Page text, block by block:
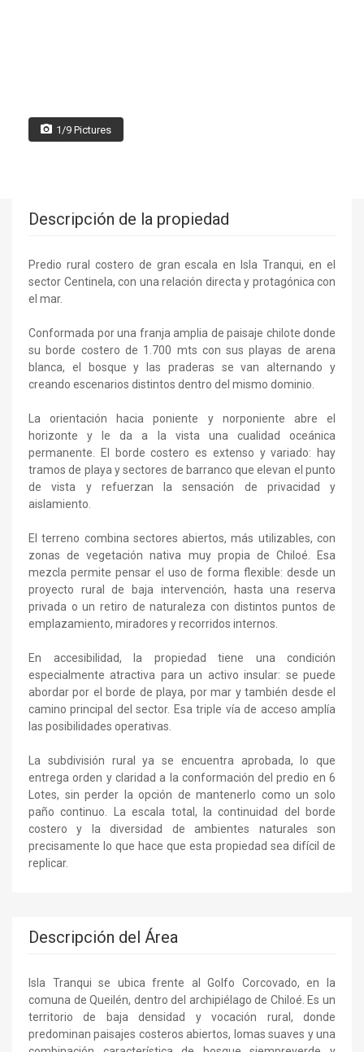
1/9 Pictures
Descripción de la propiedad
Predio rural costero de gran escala en Isla Tranqui, en el
sector Centinela, con una relación directa y protagónica con
el mar.
Conformada por una franja amplia de paisaje chilote donde
su borde costero de 1.700 mts con sus playas de arena
blanca, el bosque y las praderas se van alternando y
creando escenarios distintos dentro del mismo dominio.
La orientación hacia poniente y norponiente abre el
horizonte y le da a la vista una cualidad oceánica
permanente. El borde costero es extenso y variado: hay
tramos de playa y sectores de barranco que elevan el punto
de vista y refuerzan la sensación de privacidad y
aislamiento.
El terreno combina sectores abiertos, más utilizables, con
zonas de vegetación nativa muy propia de Chiloé. Esa
mezcla permite pensar el uso de forma flexible: desde un
proyecto rural de baja intervención, hasta una reserva
privada o un retiro de naturaleza con distintos puntos de
emplazamiento, miradores y recorridos internos.
En accesibilidad, la propiedad tiene una condición
especialmente atractiva para un activo insular: se puede
abordar por el borde de playa, por mar y también desde el
camino principal del sector. Esa triple vía de acceso amplía
las posibilidades operativas.
La subdivisión rural ya se encuentra aprobada, lo que
entrega orden y claridad a la conformación del predio en 6
Lotes, sin perder la opción de mantenerlo como un solo
paño continuo. La escala total, la continuidad del borde
costero y la diversidad de ambientes naturales son
precisamente lo que hace que esta propiedad sea difícil de
replicar.
Descripción del Área
Isla Tranqui se ubica frente al Golfo Corcovado, en la
comuna de Queilén, dentro del archipiélago de Chiloé. Es un
territorio de baja densidad y vocación rural, donde
predominan paisajes costeros abiertos, lomas suaves y una